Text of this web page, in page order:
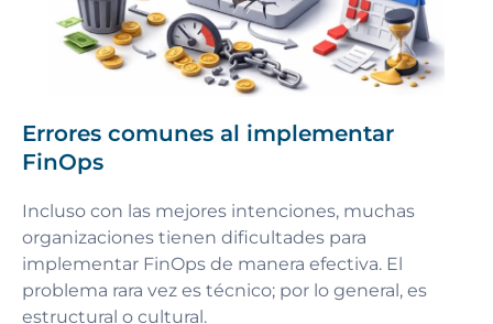
Errores comunes al implementar
FinOps
Incluso con las mejores intenciones, muchas
organizaciones tienen dificultades para
implementar FinOps de manera efectiva. El
problema rara vez es técnico; por lo general, es
estructural o cultural.